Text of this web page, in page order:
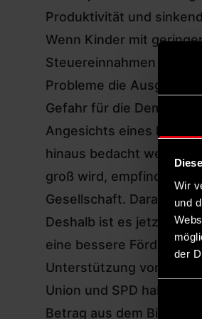
Wir
und
der
Produktivität und
Wenn Kinder mit
Steuereinnahmen und
Probleme die Ausgaben
Gefahr für die
Angesichts eines
hinaus bedacht werden:
groß wird, empfindet
Gesellschaft. Daraus
Deshalb ist es jetzt
eine bessere Förderung
Unterstützung von
Union und SPD haben
Betrag aus dem